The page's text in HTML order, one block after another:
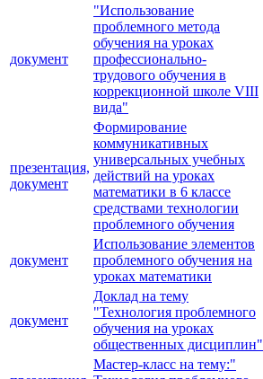
документ
"Использование
проблемного метода
обучения на уроках
профессионально-
трудового обучения в
коррекционной школе VIII
вида"
презентация,
документ
Формирование
коммуникативных
универсальных учебных
действий на уроках
математики в 6 классе
средствами технологии
проблемного обучения
документ
Использование элементов
проблемного обучения на
уроках математики
документ
Доклад на тему
"Технология проблемного
обучения на уроках
общественных дисциплин"
Мастер-класс на тему:"